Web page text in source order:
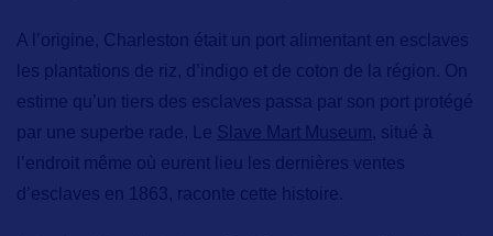
A l’origine, Charleston était un port alimentant en esclaves
les plantations de riz, d’indigo et de coton de la région. On
estime qu’un tiers des esclaves passa par son port protégé
par une superbe rade. Le Slave Mart Museum, situé à
l’endroit même où eurent lieu les dernières ventes
d’esclaves en 1863, raconte cette histoire.